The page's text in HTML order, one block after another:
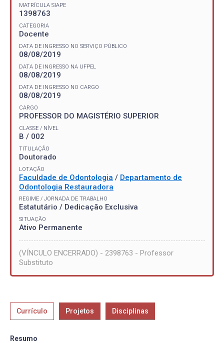
MATRÍCULA SIAPE
1398763
CATEGORIA
Docente
DATA DE INGRESSO NO SERVIÇO PÚBLICO
08/08/2019
DATA DE INGRESSO NA UFPEL
08/08/2019
DATA DE INGRESSO NO CARGO
08/08/2019
CARGO
PROFESSOR DO MAGISTÉRIO SUPERIOR
CLASSE / NÍVEL
B / 002
TITULAÇÃO
Doutorado
LOTAÇÃO
Faculdade de Odontologia / Departamento de
Odontologia Restauradora
REGIME / JORNADA DE TRABALHO
Estatutário / Dedicação Exclusiva
SITUAÇÃO
Ativo Permanente
(VÍNCULO ENCERRADO) - 2398763 - Professor
Substituto
Currículo Projetos Disciplinas
Resumo